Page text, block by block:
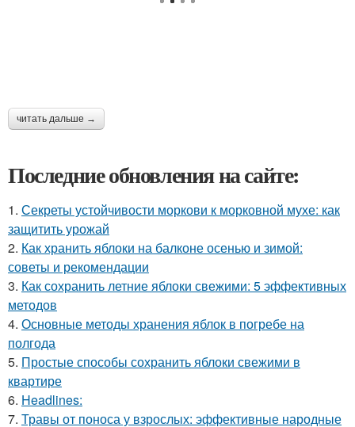
читать дальше →
Последние обновления на сайте:
1. Секреты устойчивости моркови к морковной мухе: как
защитить урожай
2. Как хранить яблоки на балконе осенью и зимой:
советы и рекомендации
3. Как сохранить летние яблоки свежими: 5 эффективных
методов
4. Основные методы хранения яблок в погребе на
полгода
5. Простые способы сохранить яблоки свежими в
квартире
6. Headlines:
7. Травы от поноса у взрослых: эффективные народные